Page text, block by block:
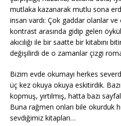
mutlaka kazanarak mutlu sona
insan vardı: Çok gaddar olanlar
kontrast arasında gidip gelen
akıcılığı ile bir saatte bir kitabını
değişilirdi de o zamanlar çizgi
Bizim evde okumayı herkes
üç kez okuya okuya eskitirdik. Bazı
kopmuş, yırtılmış, hatta bazı
Buna rağmen onları bile okurduk
sevdiğimiz kitapları…